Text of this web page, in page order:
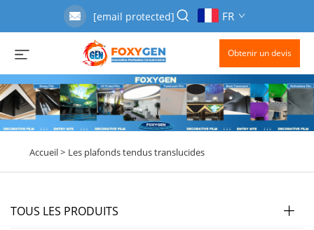
[email protected] FR
Obtenir un devis
Accueil > Les plafonds tendus translucides
TOUS LES PRODUITS